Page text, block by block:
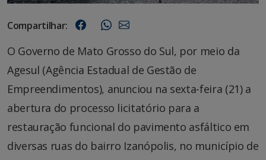
Compartilhar:
O Governo de Mato Grosso do Sul, por meio da
Agesul (Agência Estadual de Gestão de
Empreendimentos), anunciou na sexta-feira (21) a
abertura do processo licitatório para a
restauração funcional do pavimento asfáltico em
diversas ruas do bairro Izanópolis, no município de